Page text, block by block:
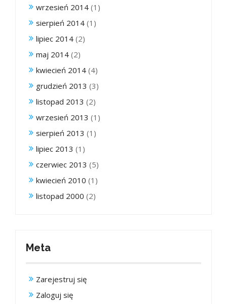
wrzesień 2014 (1)
sierpień 2014 (1)
lipiec 2014 (2)
maj 2014 (2)
kwiecień 2014 (4)
grudzień 2013 (3)
listopad 2013 (2)
wrzesień 2013 (1)
sierpień 2013 (1)
lipiec 2013 (1)
czerwiec 2013 (5)
kwiecień 2010 (1)
listopad 2000 (2)
Meta
Zarejestruj się
Zaloguj się